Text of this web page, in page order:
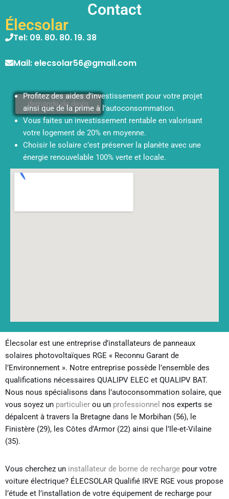
Contact
Élecsolar
Tel: 09. 80. 80. 19. 38
Mail: elecsolar56@gmail.com
demande de devis
Profitez des aides d’investissement pour votre projet
ainsi que de la prime à l’autoconsommation.
Vous faites un investissement rentable en valorisant
votre logement de 20% en moyenne.
Choisir le solaire c’est préserver la planète avec une
énergie renouvelable 100% verte et locale.
Élecsolar est une entreprise d’installateurs de panneaux
solaires photovoltaïques RGE « Reconnu Garant de
l’Environnement ». Notre entreprise possède l’ensemble des
qualifications nécessaires QUALIPV ELEC et QUALIPV BAT.
Nous nous spécialisons dans l’autoconsommation solaire, que
vous soyez un particulier ou un professionnel nos experts se
dépalcent à travers la Bretagne dans le Morbihan (56), le
Finistère (29), les Côtes d’Armor (22) ainsi que l’Ile-et-Vilaine
(35).
Vous cherchez un installateur de borne de recharge pour votre
voiture électrique? ÉLECSOLAR Qualifié IRVE RGE vous propose
l’étude et l’installation de votre équipement de recharge pour